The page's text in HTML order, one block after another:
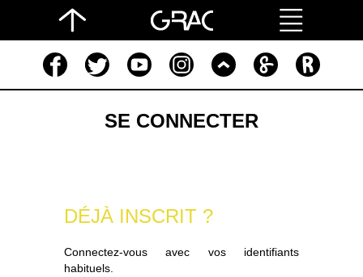
SE CONNECTER
DÉJÀ INSCRIT ?
Connectez-vous avec vos identifiants
habituels.